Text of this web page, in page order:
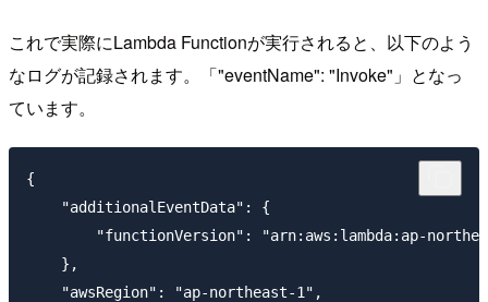
これで実際にLambda Functionが実行されると、以下のよう
なログが記録されます。「"eventName": "Invoke"」となっ
ています。
{
    "additionalEventData": {
"functionVersion": "arn:aws:lambda:ap-
    },
    "awsRegion": "ap-northeast-1",